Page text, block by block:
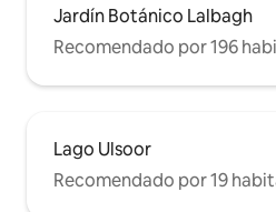
Jardín Botánico Lalbagh
Recomendado por 196
Lago Ulsoor
Recomendado por 19